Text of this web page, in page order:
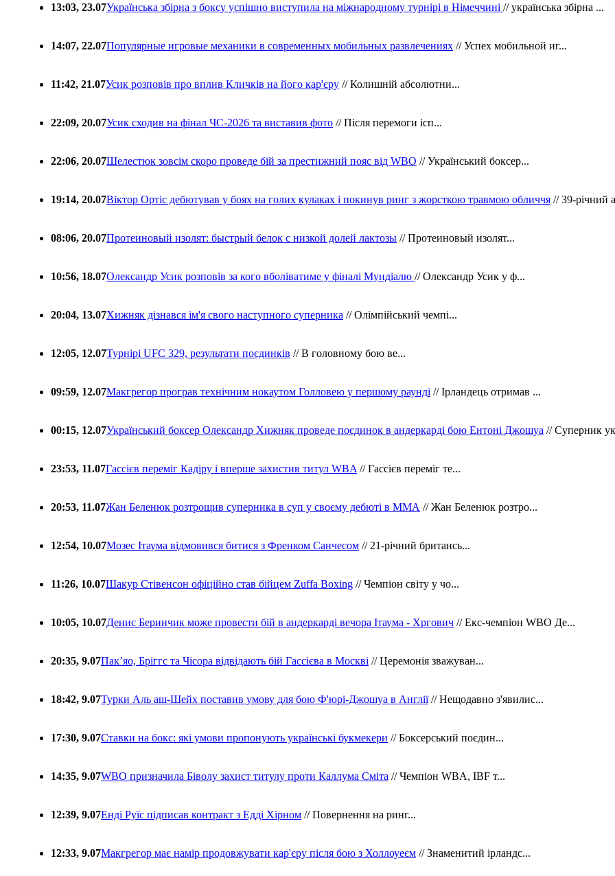
13:03, 23.07Українська збірна з боксу успішно виступила на міжнародному турнірі в Німеччині // українська збірна ...
14:07, 22.07Популярные игровые механики в современных мобильных развлечениях // Успех мобильной иг...
11:42, 21.07Усик розповів про вплив Кличків на його кар'єру // Колишній абсолютни...
22:09, 20.07Усик сходив на фінал ЧС-2026 та виставив фото // Після перемоги ісп...
22:06, 20.07Шелестюк зовсім скоро проведе бій за престижний пояс від WBO // Український боксер...
19:14, 20.07Віктор Ортіс дебютував у боях на голих кулаках і покинув ринг з жорсткою травмою обличчя // 39-річний
08:06, 20.07Протеиновый изолят: быстрый белок с низкой долей лактозы // Протеиновый изолят...
10:56, 18.07Олександр Усик розповів за кого вболіватиме у фіналі Мундіалю // Олександр Усик у ф...
20:04, 13.07Хижняк дізнався ім'я свого наступного суперника // Олімпійський чемпі...
12:05, 12.07Турнірі UFC 329, результати поєдинків // В головному бою ве...
09:59, 12.07Макгрегор програв технічним нокаутом Голловею у першому раунді // Ірландець отримав ...
00:15, 12.07Український боксер Олександр Хижняк проведе поєдинок в андеркарді бою Ентоні Джошуа // Суперник
23:53, 11.07Гассієв переміг Кадіру і вперше захистив титул WBA // Гассієв переміг те...
20:53, 11.07Жан Беленюк розтрощив суперника в суп у своєму дебюті в ММА // Жан Беленюк розтро...
12:54, 10.07Мозес Ітаума відмовився битися з Френком Санчесом // 21-річний британсь...
11:26, 10.07Шакур Стівенсон офіційно став бійцем Zuffa Boxing // Чемпіон світу у чо...
10:05, 10.07Денис Беринчик може провести бій в андеркарді вечора Ітаума - Хргович // Екс-чемпіон WBO Де...
20:35, 9.07Пакʼяо, Бріггс та Чісора відвідають бій Гассієва в Москві // Церемонія зважуван...
18:42, 9.07Турки Аль аш-Шейх поставив умову для бою Ф'юрі-Джошуа в Англії// Нещодавно з'явилис...
17:30, 9.07Ставки на бокс: які умови пропонують українські букмекери // Боксерський поєдин...
14:35, 9.07WBO призначила Біволу захист титулу проти Каллума Сміта // Чемпіон WBA, IBF т...
12:39, 9.07Енді Руїс підписав контракт з Едді Хірном // Повернення на ринг...
12:33, 9.07Макгрегор має намір продовжувати кар'єру після бою з Холлоуеєм // Знаменитий ірландс...